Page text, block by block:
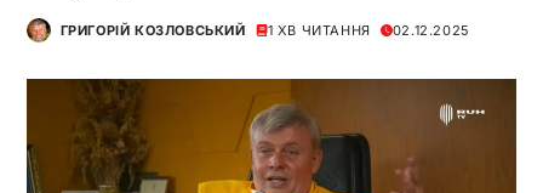
ГРИГОРІЙ КОЗЛОВСЬКИЙ 1 ХВ ЧИТАННЯ 02.12.2025